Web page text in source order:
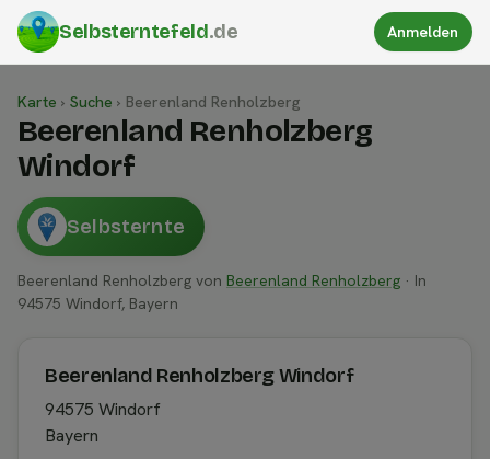
Selbsterntefeld.de Anmelden
Karte › Suche › Beerenland Renholzberg
Beerenland Renholzberg
Windorf
Selbsternte
Beerenland Renholzberg von Beerenland Renholzberg · In
94575 Windorf, Bayern
Beerenland Renholzberg Windorf
94575 Windorf
Bayern